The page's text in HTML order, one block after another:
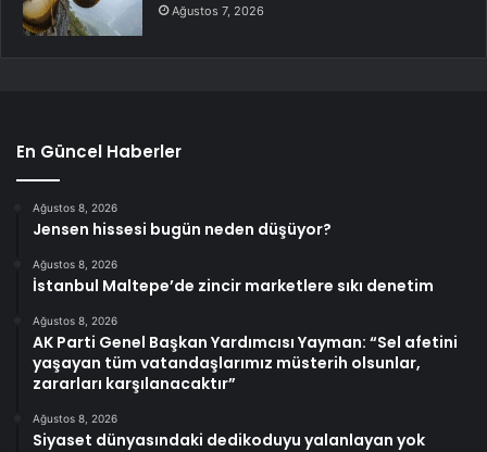
Ağustos 7, 2026
En Güncel Haberler
Ağustos 8, 2026
Jensen hissesi bugün neden düşüyor?
Ağustos 8, 2026
İstanbul Maltepe’de zincir marketlere sıkı denetim
Ağustos 8, 2026
AK Parti Genel Başkan Yardımcısı Yayman: “Sel afetini
yaşayan tüm vatandaşlarımız müsterih olsunlar,
zararları karşılanacaktır”
Ağustos 8, 2026
Siyaset dünyasındaki dedikoduyu yalanlayan yok